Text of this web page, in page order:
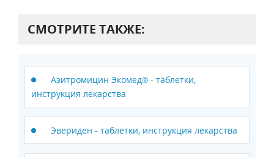
СМОТРИТЕ ТАКЖЕ:
Азитромицин Экомед® - таблетки,
инструкция лекарства
Эвериден - таблетки, инструкция лекарства